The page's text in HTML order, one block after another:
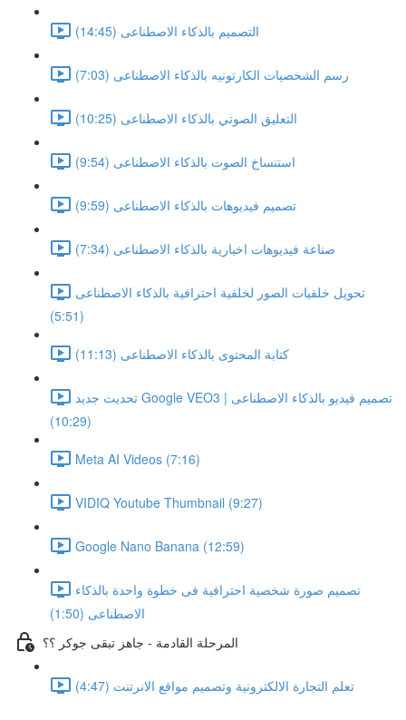
التصميم بالذكاء الاصطناعى (14:45)
رسم الشخصيات الكارتونيه بالذكاء الاصطناعى (7:03)
التعليق الصوتي بالذكاء الاصطناعى (10:25)
استنساخ الصوت بالذكاء الاصطناعى (9:54)
تصميم فيديوهات بالذكاء الاصطناعى (9:59)
صناعة فيديوهات اخبارية بالذكاء الاصطناعى (7:34)
تحويل خلفيات الصور لخلفية احترافية بالذكاء الاصطناعى
(5:51)
كتابة المحتوى بالذكاء الاصطناعى (11:13)
تحديث جديد Google VEO3 | تصميم فيديو بالذكاء الاصطناعى
(10:29)
Meta AI Videos (7:16)
VIDIQ Youtube Thumbnail (9:27)
Google Nano Banana (12:59)
تصميم صورة شخصية احترافية فى خطوة واحدة بالذكاء
الاصطناعى (1:50)
المرحلة القادمة - جاهز تبقى جوكر ؟؟
تعلم التجارة الالكترونية وتصميم مواقع الانرتنت (4:47)